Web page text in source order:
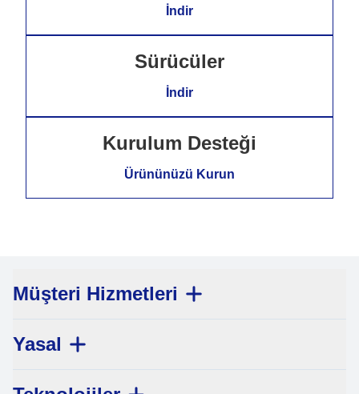
İndir
Sürücüler
İndir
Kurulum Desteği
Ürününüzü Kurun
Müşteri Hizmetleri
Yasal